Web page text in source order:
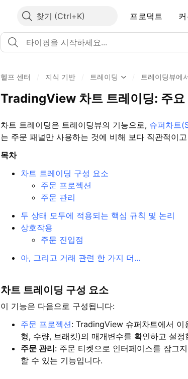
찾기 프로덕트
헬프 센터 지식 기반 트레이딩 트레이딩뷰에
TradingView 차트 트레이딩: 주요
차트 트레이딩은 트레이딩뷰의 기능으로, 슈퍼차트
는 주문 패널만 사용하는 것에 비해 보다 직관적이
목차
차트 트레이딩 구성 요소
주문 프로젝션
주문 관리
두 상태 모두에 적용되는 핵심 규칙 및 논리
상호작용
주문 진입점
아, 그리고 거래 관련 한 가지 더…
차트 트레이딩 구성 요소
이 기능은 다음으로 구성됩니다:
주문 프로젝션: TradingView 슈퍼차트에서 이
형, 수량, 브래킷)의 매개변수를 확인하고 설
주문 관리: 주문 티켓으로 인터페이스를 잠그
할 수 있는 기능입니다.